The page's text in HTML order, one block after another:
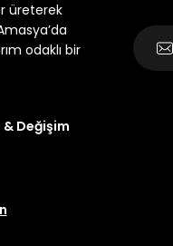
üreterek
odaklı bir
& Değişim